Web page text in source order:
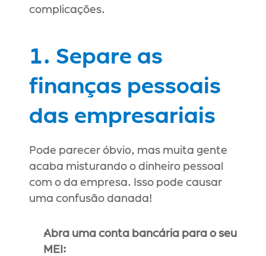
complicações.
1. Separe as
finanças pessoais
das empresariais
Pode parecer óbvio, mas muita gente
acaba misturando o dinheiro pessoal
com o da empresa. Isso pode causar
uma confusão danada!
Abra uma conta bancária para o seu
MEI: